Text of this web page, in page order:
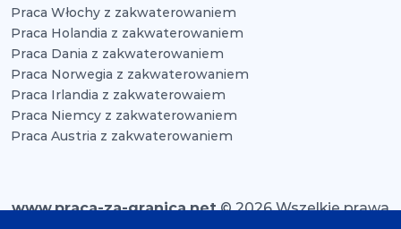
Praca Włochy z zakwaterowaniem
Praca Holandia z zakwaterowaniem
Praca Dania z zakwaterowaniem
Praca Norwegia z zakwaterowaniem
Praca Irlandia z zakwaterowaiem
Praca Niemcy z zakwaterowaniem
Praca Austria z zakwaterowaniem
www.praca-za-granica.net© 2026 Wszelkie prawa